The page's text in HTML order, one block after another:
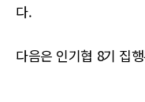
다.
다음은 인기협 8기 집